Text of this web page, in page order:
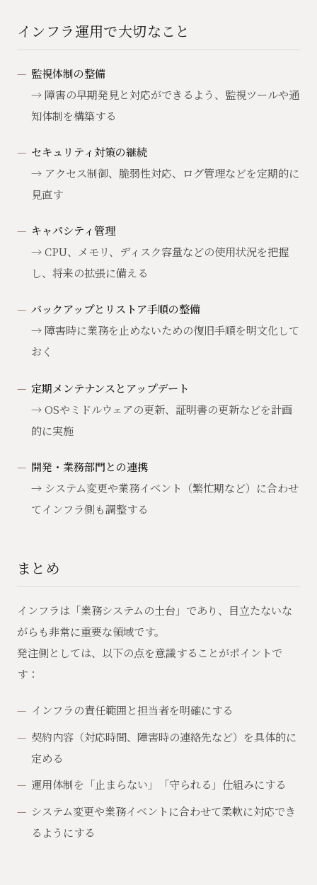
インフラ運用で大切なこと
監視体制の整備
→ 障害の早期発見と対応ができるよう、監視ツールや通
知体制を構築する
セキュリティ対策の継続
→ アクセス制御、脆弱性対応、ログ管理などを定期的に
見直す
キャパシティ管理
→ CPU、メモリ、ディスク容量などの使用状況を把握
し、将来の拡張に備える
バックアップとリストア手順の整備
→ 障害時に業務を止めないための復旧手順を明文化して
おく
定期メンテナンスとアップデート
→ OSやミドルウェアの更新、証明書の更新などを計画
的に実施
開発・業務部門との連携
→ システム変更や業務イベント（繁忙期など）に合わせ
てインフラ側も調整する
まとめ
インフラは「業務システムの土台」であり、目立たないな
がらも非常に重要な領域です。
発注側としては、以下の点を意識することがポイントで
す：
インフラの責任範囲と担当者を明確にする
契約内容（対応時間、障害時の連絡先など）を具体的に
定める
運用体制を「止まらない」「守られる」仕組みにする
システム変更や業務イベントに合わせて柔軟に対応でき
るようにする